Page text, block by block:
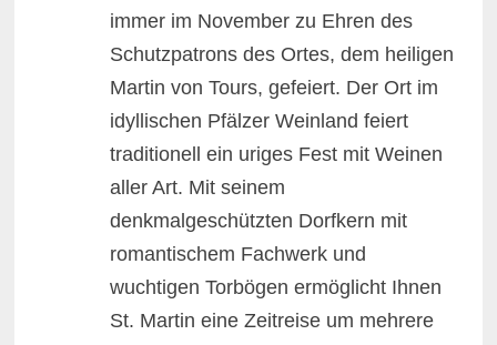
immer im November zu Ehren des
Schutzpatrons des Ortes, dem heiligen
Martin von Tours, gefeiert. Der Ort im
idyllischen Pfälzer Weinland feiert
traditionell ein uriges Fest mit Weinen
aller Art. Mit seinem
denkmalgeschützten Dorfkern mit
romantischem Fachwerk und
wuchtigen Torbögen ermöglicht Ihnen
St. Martin eine Zeitreise um mehrere